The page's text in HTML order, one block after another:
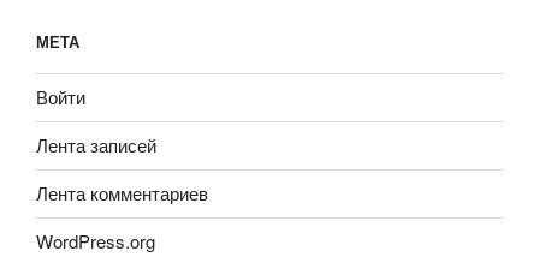
МЕТА
Войти
Лента записей
Лента комментариев
WordPress.org